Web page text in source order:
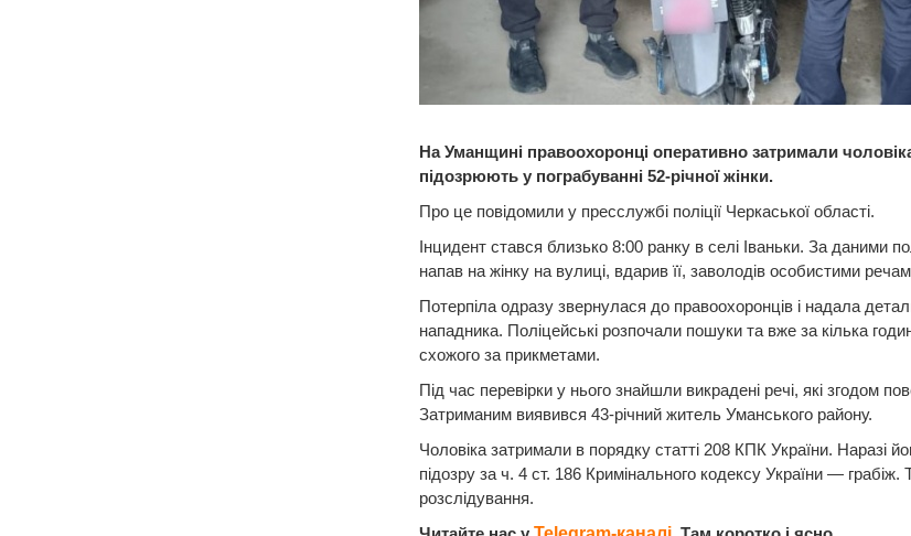
На Уманщині правоохоронці оперативно затримали
підозрюють у пограбуванні 52-річної жінки.
Про це повідомили у пресслужбі поліції Черкаської області.
Інцидент стався близько 8:00 ранку в селі Іваньки. За даними
напав на жінку на вулиці, вдарив її, заволодів особистими
Потерпіла одразу звернулася до правоохоронців і надала
нападника. Поліцейські розпочали пошуки та вже за кілька
схожого за прикметами.
Під час перевірки у нього знайшли викрадені речі, які згодом
Затриманим виявився 43-річний житель Уманського району.
Чоловіка затримали в порядку статті 208 КПК України. Наразі
підозру за ч. 4 ст. 186 Кримінального кодексу України —
розслідування.